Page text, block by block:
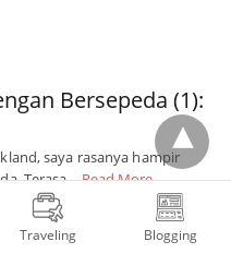
Bersepeda (1):
saya rasanya hampir
Terasa…Read More
Traveling Blogging